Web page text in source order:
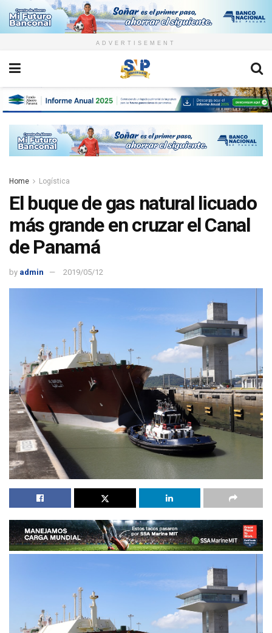
ADVERTISEMENT
Home Logística
El buque de gas natural licuado
más grande en cruzar el Canal
de Panamá
by admin 2019/05/12